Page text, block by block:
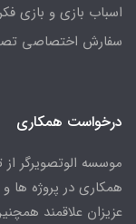
اسباب بازی و بازی
سفارش اختصاصی
درخواست همکاری
موسسه الوتصویرگر
همکاری در پروژه
عزیزان علاقمند